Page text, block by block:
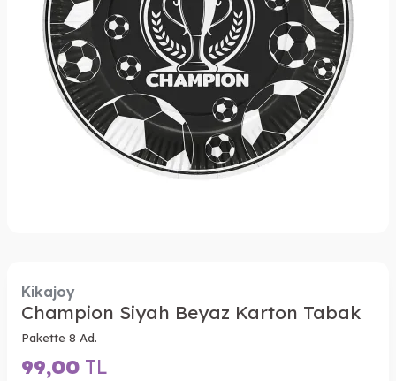
Kikajoy
Champion Siyah Beyaz Karton Tabak
Pakette 8 Ad.
99,00 TL